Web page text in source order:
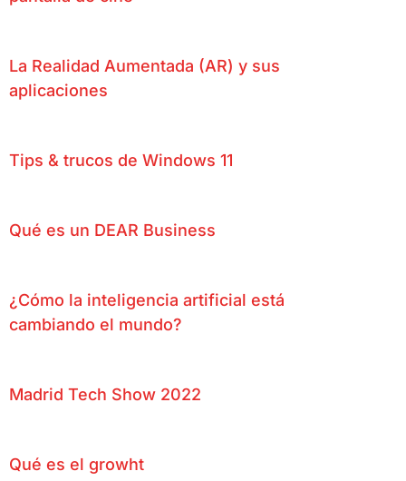
La Realidad Aumentada (AR) y sus
aplicaciones
Tips & trucos de Windows 11
Qué es un DEAR Business
¿Cómo la inteligencia artificial está
cambiando el mundo?
Madrid Tech Show 2022
Qué es el growht